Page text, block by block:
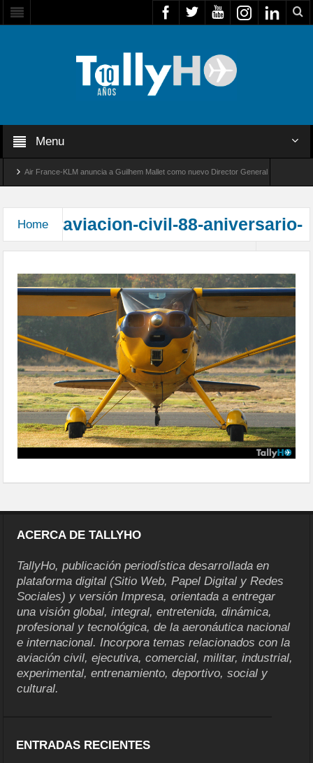
Menu
Air France-KLM anuncia a Guilhem Mallet como nuevo Director General para América
Home aviacion-civil-88-aniversario-
cas02
ACERCA DE TALLYHO
TallyHo, publicación periodística desarrollada en
plataforma digital (Sitio Web, Papel Digital y Redes
Sociales) y versión Impresa, orientada a entregar
una visión global, integral, entretenida, dinámica,
profesional y tecnológica, de la aeronáutica nacional
e internacional. Incorpora temas relacionados con la
aviación civil, ejecutiva, comercial, militar, industrial,
experimental, entrenamiento, deportivo, social y
cultural.
ENTRADAS RECIENTES